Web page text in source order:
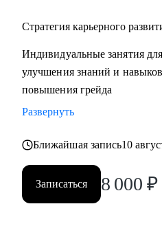
• Кто больше года не
руководителями, как проводить
Стратегия карьерного
Индивидуальные занятия
улучшения знаний и
повышения грейда
Развернуть
Ближайшая запись10
Записаться 8 000 ₽